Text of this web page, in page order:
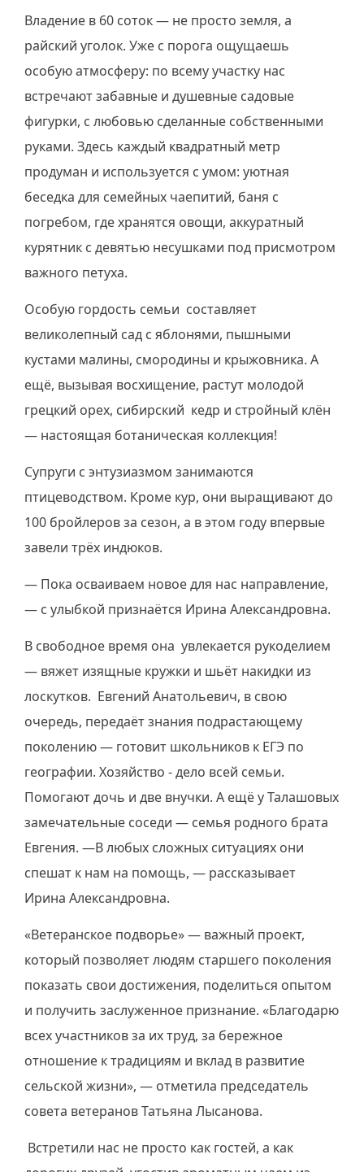
Владение в 60 соток — не просто земля, а
райский уголок. Уже с порога ощущаешь
особую атмосферу: по всему участку нас
встречают забавные и душевные садовые
фигурки, с любовью сделанные собственными
руками. Здесь каждый квадратный метр
продуман и используется с умом: уютная
беседка для семейных чаепитий, баня с
погребом, где хранятся овощи, аккуратный
курятник с девятью несушками под присмотром
важного петуха.
Особую гордость семьи составляет
великолепный сад с яблонями, пышными
кустами малины, смородины и крыжовника. А
ещё, вызывая восхищение, растут молодой
грецкий орех, сибирский кедр и стройный клён
— настоящая ботаническая коллекция!
Супруги с энтузиазмом занимаются
птицеводством. Кроме кур, они выращивают до
100 бройлеров за сезон, а в этом году впервые
завели трёх индюков.
— Пока осваиваем новое для нас направление,
— с улыбкой признаётся Ирина Александровна.
В свободное время она увлекается рукоделием
— вяжет изящные кружки и шьёт накидки из
лоскутков. Евгений Анатольевич, в свою
очередь, передаёт знания подрастающему
поколению — готовит школьников к ЕГЭ по
географии. Хозяйство - дело всей семьи.
Помогают дочь и две внучки. А ещё у Талашовых
замечательные соседи — семья родного брата
Евгения. —В любых сложных ситуациях они
спешат к нам на помощь, — рассказывает
Ирина Александровна.
«Ветеранское подворье» — важный проект,
который позволяет людям старшего поколения
показать свои достижения, поделиться опытом
и получить заслуженное признание. «Благодарю
всех участников за их труд, за бережное
отношение к традициям и вклад в развитие
сельской жизни», — отметила председатель
совета ветеранов Татьяна Лысанова.
Встретили нас не просто как гостей, а как